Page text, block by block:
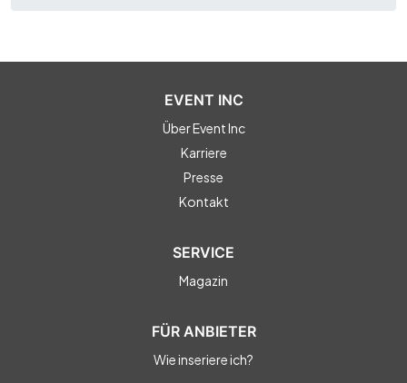
EVENT INC
Über Event Inc
Karriere
Presse
Kontakt
SERVICE
Magazin
FÜR ANBIETER
Wie inseriere ich?